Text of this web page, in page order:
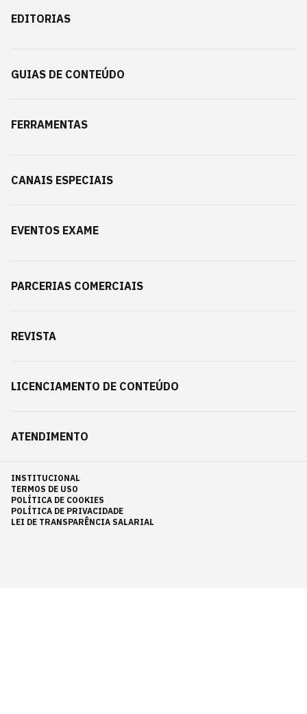
EDITORIAS
GUIAS DE CONTEÚDO
FERRAMENTAS
CANAIS ESPECIAIS
EVENTOS EXAME
PARCERIAS COMERCIAIS
REVISTA
LICENCIAMENTO DE CONTEÚDO
ATENDIMENTO
INSTITUCIONAL
TERMOS DE USO
POLÍTICA DE COOKIES
POLÍTICA DE PRIVACIDADE
LEI DE TRANSPARÊNCIA SALARIAL